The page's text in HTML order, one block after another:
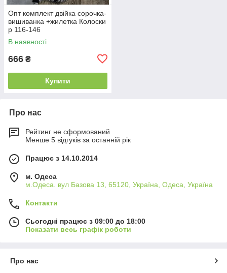
Опт комплект двійка сорочка-
вишиванка +жилетка Колоски
р 116-146
В наявності
666 ₴
Купити
Про нас
Рейтинг не сформований
Менше 5 відгуків за останній рік
Працює з 14.10.2014
м. Одеса
м.Одеса. вул Базова 13, 65120, Україна, Одеса, Україна
Контакти
Сьогодні працює з 09:00 до 18:00
Показати весь графік роботи
Про нас